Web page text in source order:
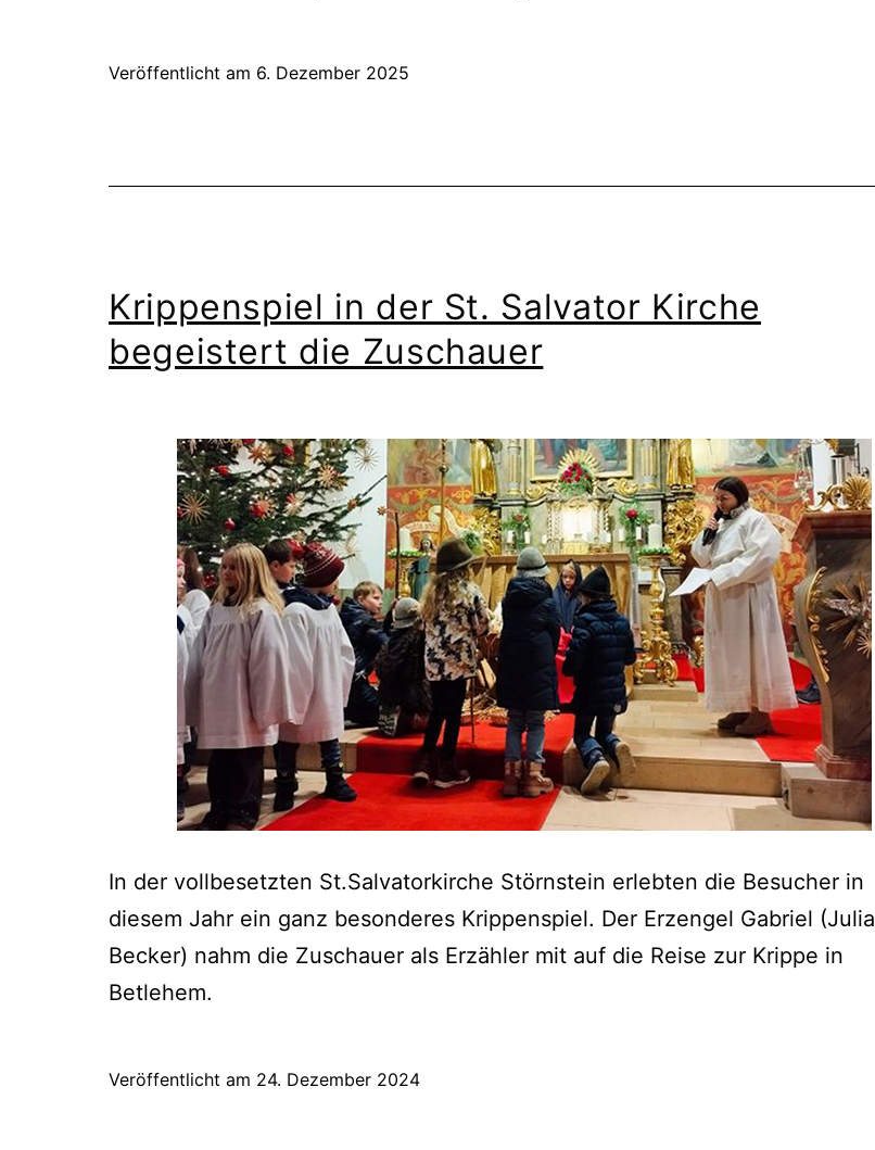
Veröffentlicht am 6. Dezember 2025
Krippenspiel in der St. Salvator Kirche
begeistert die Zuschauer
In der vollbesetzten St.Salvatorkirche Störnstein erlebten die Besucher in
diesem Jahr ein ganz besonderes Krippenspiel. Der Erzengel Gabriel (Julia
Becker) nahm die Zuschauer als Erzähler mit auf die Reise zur Krippe in
Betlehem.
Veröffentlicht am 24. Dezember 2024